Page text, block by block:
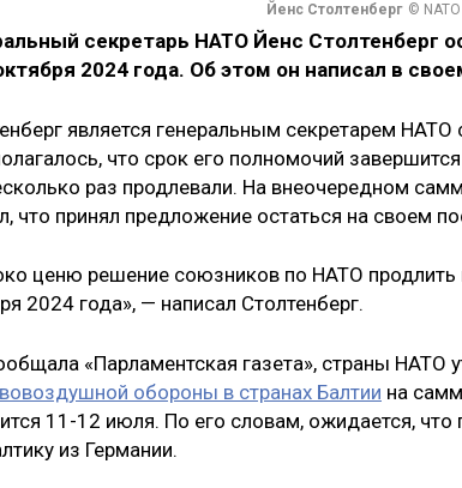
Йенс Столтенберг ©
секретарь НАТО Йенс Столтенберг
2024 года. Об этом он написал в
является генеральным секретарем
что срок его полномочий
раз продлевали. На внеочередном
что принял предложение остаться на своем
ценю решение союзников по НАТО продлить
2024 года», — написал Столтенберг.
«Парламентская газета», страны НАТО
обороны в странах Балтии на
11-12 июля. По его словам, ожидается,
из Германии.